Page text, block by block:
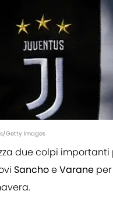
Getty Images
due colpi importanti
SanchoeVarane